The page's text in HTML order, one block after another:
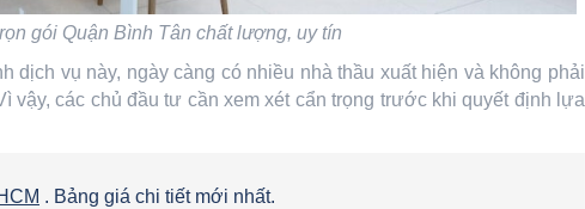
gói Quận Bình Tân chất lượng, uy tín
dịch vụ này, ngày càng có nhiều nhà thầu xuất hiện và không phải
vậy, các chủ đầu tư cần xem xét cẩn trọng trước khi quyết định lựa
. Bảng giá chi tiết mới nhất.